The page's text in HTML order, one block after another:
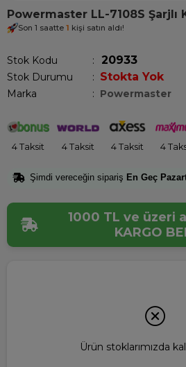
Powermaster LL-7108S Şarjlı
Son 1 saatte 1 kişi satın aldı!
Stok Kodu 20933
Stok Durumu : Stokta Yok
Marka : Powermaster
4 Taksit 4 Taksit 4 Taksit 4
Şimdi vereceğin sipariş En Geç
1000 TL ve üzeri
KARGO
Ürün stoklarımızda